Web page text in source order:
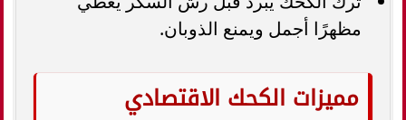
مظهرًا أجمل ويمنع الذوبان.
مميزات الكحك الاقتصادي